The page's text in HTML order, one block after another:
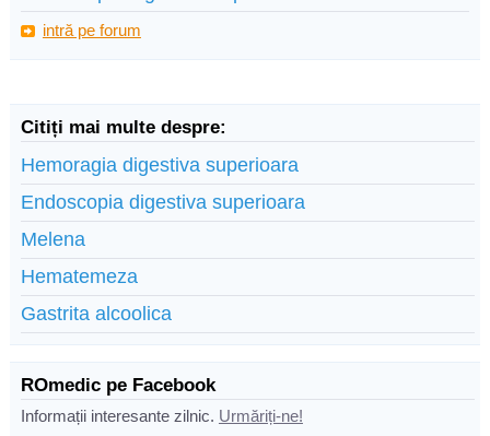
intră pe forum
Citiți mai multe despre:
Hemoragia digestiva superioara
Endoscopia digestiva superioara
Melena
Hematemeza
Gastrita alcoolica
ROmedic pe Facebook
Informații interesante zilnic. Urmăriți-ne!